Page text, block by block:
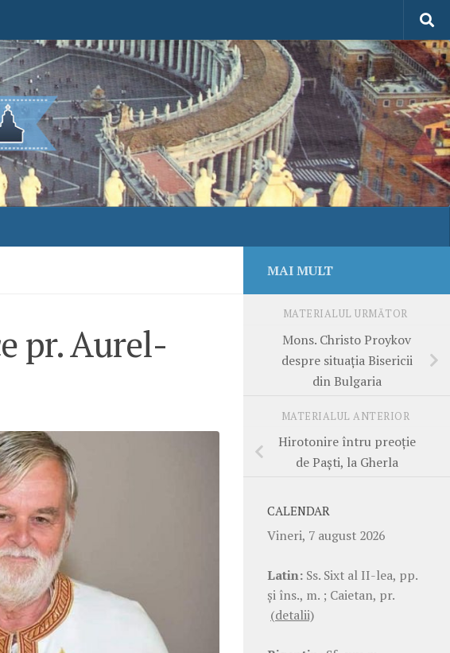
pr. Aurel-
MAI MULT
MATERIALUL URMĂTOR
Mons. Christo Proykov
despre situația Bisericii
din Bulgaria
MATERIALUL ANTERIOR
Hirotonire întru preoție
de Paști, la Gherla
CALENDAR
Vineri, 7 august 2026
Latin: Ss. Sixt al II-lea, pp.
şi îns., m. ; Caietan, pr.
(detalii)